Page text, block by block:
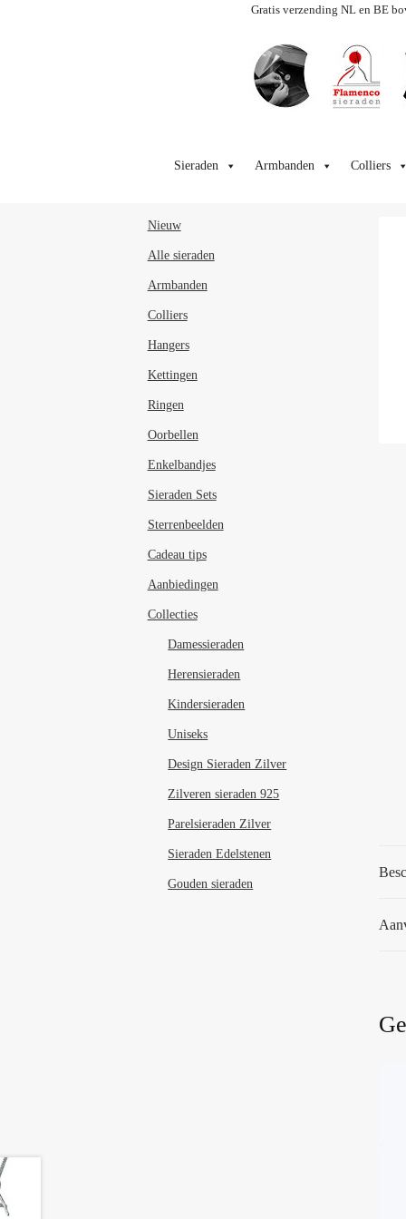
Gratis verzending NL en BE
door
naar
Sieraden Armbanden Colliers
Nieuw
Alle sieraden
Armbanden
Colliers
Hangers
Kettingen
Ringen
Oorbellen
Enkelbandjes
Sieraden Sets
Sterrenbeelden
Cadeau tips
Aanbiedingen
Collecties
Damessieraden
Herensieraden
Kindersieraden
Uniseks
Design Sieraden Zilver
Zilveren sieraden 925
Parelsieraden Zilver
Sieraden Edelstenen
Gouden sieraden